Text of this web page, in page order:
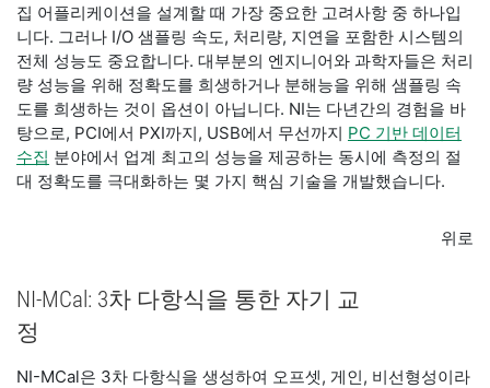
집 어플리케이션을 설계할 때 가장 중요한 고려사항 중 하나입
니다. 그러나 I/O 샘플링 속도, 처리량, 지연을 포함한 시스템의
전체 성능도 중요합니다. 대부분의 엔지니어와 과학자들은 처리
량 성능을 위해 정확도를 희생하거나 분해능을 위해 샘플링 속
도를 희생하는 것이 옵션이 아닙니다. NI는 다년간의 경험을 바
탕으로, PCI에서 PXI까지, USB에서 무선까지 PC 기반 데이터
수집 분야에서 업계 최고의 성능을 제공하는 동시에 측정의 절
대 정확도를 극대화하는 몇 가지 핵심 기술을 개발했습니다.
위로
NI-MCal: 3차 다항식을 통한 자기 교
정
NI-MCal은 3차 다항식을 생성하여 오프셋, 게인, 비선형성이라